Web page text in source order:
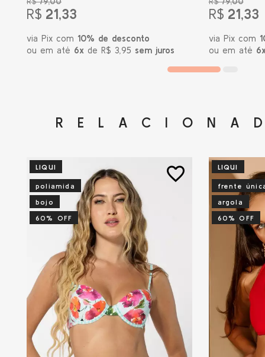
R$ 21,33
via Pix com 10% de desconto
ou em até 6x de R$ 3,95 sem juros
R$ 21,33
via Pix com
ou em até
LIQUI
poliamida
bojo
60% OFF
favorite_border LIQUI
frente
argola
60% OFF